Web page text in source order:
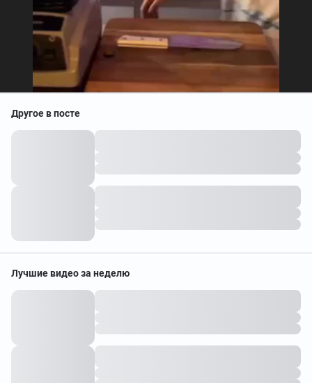
Другое в посте
Лучшие видео за неделю